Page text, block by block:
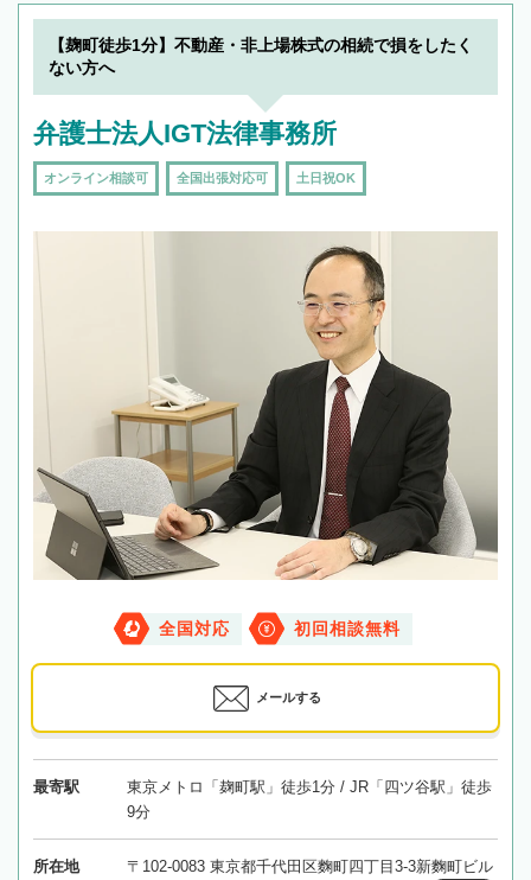
【麹町徒歩1分】不動産・非上場株式の相続で損をしたく
ない方へ
弁護士法人IGT法律事務所
オンライン相談可 全国出張対応可 土日祝OK
全国対応 初回相談無料
メールする
最寄駅
東京メトロ「麹町駅」徒歩1分 / JR「四ツ谷駅」徒歩
9分
所在地
〒102-0083 東京都千代田区麴町四丁目3-3新麴町ビル